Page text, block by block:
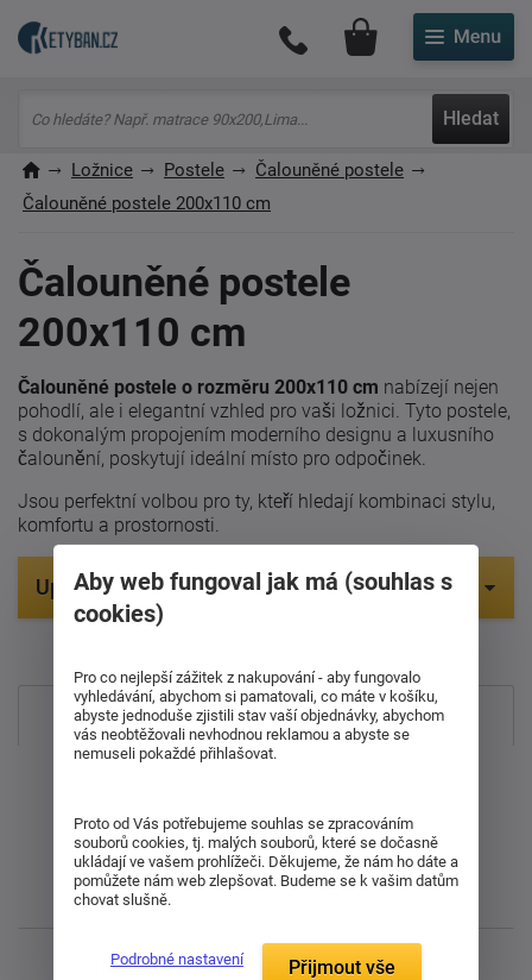
Hledat
Můj účet
Ložnice Postele
Čalouněné postele
Čalouněné postele 200x110 cm
Čalouněné postele
200x110 cm
Čalouněné postele o rozměru 200x110 cm nabízejí nejen
pohodlí, ale i elegantní vzhled pro vaši ložnici. Tyto postele,
s dokonalým propojením moderního designu a luxusního
čalounění, poskytují ideální místo pro odpočinek.
Jsou perfektní volbou pro ty, kteří hledají kombinaci stylu,
komfortu a prostornosti.
Upřesnit parametry
Nejprodávanější
Od nejlevnějšího
Nejnovější
Zobrazuji 1 - 9 z 9
Aby web fungoval jak má (souhlas s
cookies)
Pro co nejlepší zážitek z nakupování - aby fungovalo
vyhledávání, abychom si pamatovali, co máte v košíku,
abyste jednoduše zjistili stav vaší objednávky, abychom
vás neobtěžovali nevhodnou reklamou a abyste se
nemuseli pokaždé přihlašovat.
Proto od Vás potřebujeme souhlas se zpracováním
souborů cookies, tj. malých souborů, které se dočasně
ukládají ve vašem prohlížeči. Děkujeme, že nám ho dáte a
pomůžete nám web zlepšovat. Budeme se k vašim datům
chovat slušně.
Podrobné nastavení Přijmout vše